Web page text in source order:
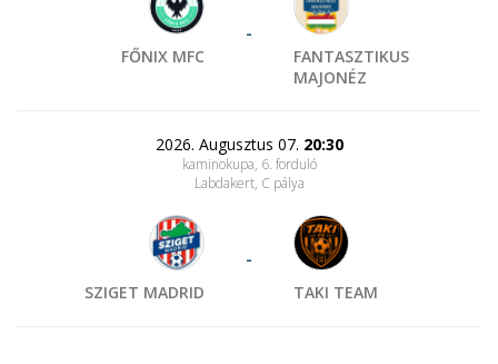
FŐNIX MFC
-
FANTASZTIKUS
MAJONÉZ
2026. Augusztus 07. 20:30
kaminokupa, 6. forduló
Labdakert, C pálya
SZIGET MADRID
-
TAKI TEAM